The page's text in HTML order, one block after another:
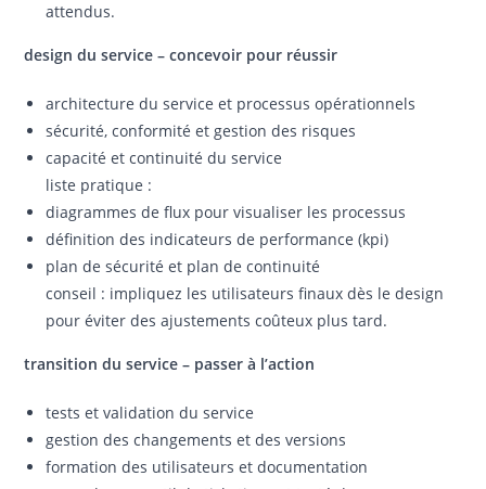
attendus.
design du service – concevoir pour réussir
architecture du service et processus opérationnels
sécurité, conformité et gestion des risques
capacité et continuité du service
liste pratique :
diagrammes de flux pour visualiser les processus
définition des indicateurs de performance (kpi)
plan de sécurité et plan de continuité
conseil : impliquez les utilisateurs finaux dès le design
pour éviter des ajustements coûteux plus tard.
transition du service – passer à l’action
tests et validation du service
gestion des changements et des versions
formation des utilisateurs et documentation